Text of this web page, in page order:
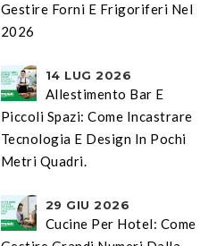
Gestire Forni E Frigoriferi Nel
2026
14 LUG 2026
Allestimento Bar E
Piccoli Spazi: Come Incastrare
Tecnologia E Design In Pochi
Metri Quadri.
29 GIU 2026
Cucine Per Hotel: Come